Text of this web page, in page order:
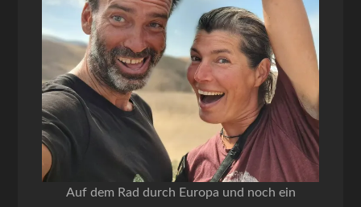
Auf dem Rad durch Europa und noch ein